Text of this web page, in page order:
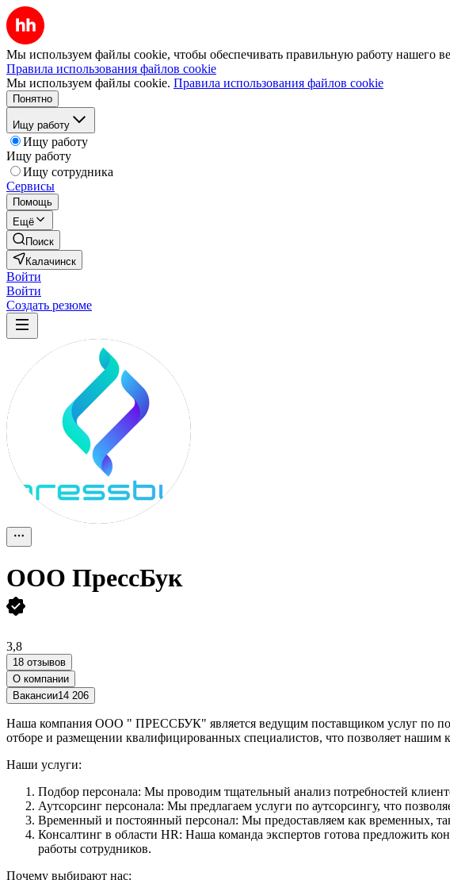
Мы используем файлы cookie, чтобы обеспечивать правильную работу нашего
Правила использования файлов cookie
Мы используем файлы cookie. Правила использования файлов cookie
Понятно
Ищу работу
Ищу работу
Ищу работу
Ищу сотрудника
Сервисы
Помощь
Ещё
Поиск
Калачинск
Войти
Войти
Создать резюме
ООО ПрессБук
3,8
18 отзывов
О компании
Вакансии14 206
Наша компания ООО " ПРЕССБУК" является ведущим поставщиком услуг по
отборе и размещении квалифицированных специалистов, что позволяет нашим
Наши услуги:
Подбор персонала: Мы проводим тщательный анализ потребностей
Аутсорсинг персонала: Мы предлагаем услуги по аутсорсингу, что
Временный и постоянный персонал: Мы предоставляем как временных,
Консалтинг в области HR: Наша команда экспертов готова предложить
работы сотрудников.
Почему выбирают нас: